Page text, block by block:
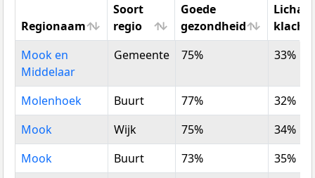
Regionaam
Soort
regio
Goede
gezondheid
Regionaam
Soort
Goede
Mook en
Middelaar
Gemeente 75% 33%
Molenhoek Buurt 77%
32%
Mook
Wijk 75%
34%
Mook
Buurt 73%
35%